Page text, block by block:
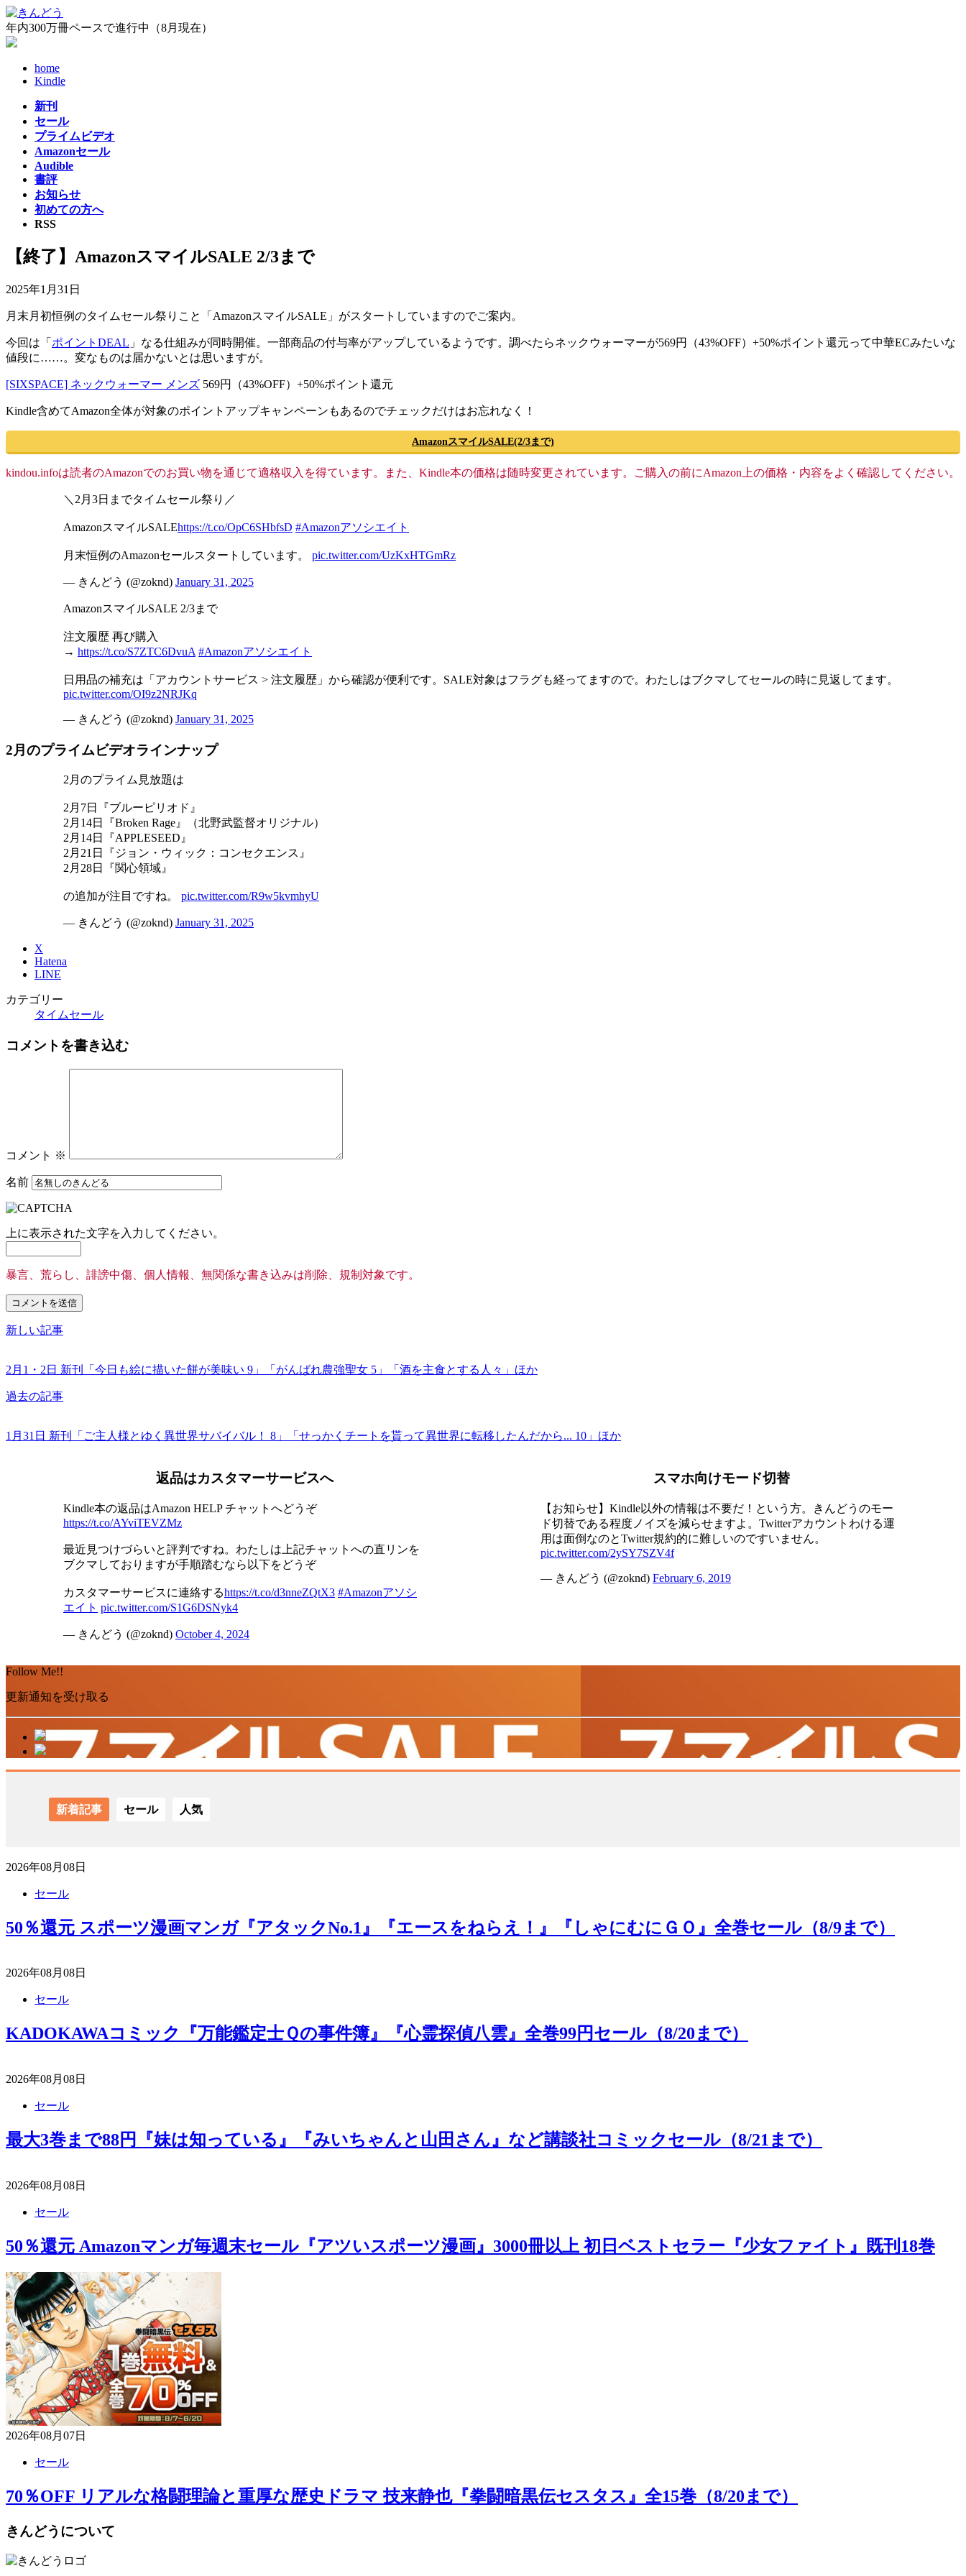
コ
ン
テ
ナ
ビ
ゲ
年内300万冊ペースで進行中（8月現在）
home
Kindle
新刊
セール
プライムビデオ
Amazonセール
Audible
書評
お知らせ
初めての方へ
RSS
【終了】AmazonスマイルSALE 2/3まで
2025年1月31日
月末月初恒例のタイムセール祭りこと「AmazonスマイルSALE」がスタートしていますのでご案内。
今回は「 ポイントDEAL 」なる仕組みが同時開催。一部商品の付与率がアップしているようです。調べたらネックウォーマーが569円（43%OFF）+50%ポイント還元って中華ECみたいな
値段に……。変なものは届かないとは思いますが。
[SIXSPACE] ネックウォーマー メンズ 569円（43%OFF）+50%ポイント還元
Kindle含めてAmazon全体が対象のポイントアップキャンペーンもあるのでチェックだけはお忘れなく！
AmazonスマイルSALE(2/3まで)
kindou.infoは読者のAmazonでのお買い物を通じて適格収入を得ています。また、Kindle本の価格は随時変更されています。ご購入の前にAmazon上の価格・内容をよく確認してください。
＼2月3日までタイムセール祭り／
AmazonスマイルSALEhttps://t.co/OpC6SHbfsD #Amazonアソシエイト
月末恒例のAmazonセールスタートしています。 pic.twitter.com/UzKxHTGmRz
— きんどう (@zoknd) January 31, 2025
AmazonスマイルSALE 2/3まで
注文履歴 再び購入
→ https://t.co/S7ZTC6DvuA #Amazonアソシエイト
日用品の補充は「アカウントサービス > 注文履歴」から確認が便利です。SALE対象はフラグも経ってますので。わたしはブクマしてセールの時に見返してます。
pic.twitter.com/OI9z2NRJKq
— きんどう (@zoknd) January 31, 2025
2月のプライムビデオラインナップ
2月のプライム見放題は
2月7日『ブルーピリオド』
2月14日『Broken Rage』（北野武監督オリジナル）
2月14日『APPLESEED』
2月21日『ジョン・ウィック：コンセクエンス』
2月28日『関心領域』
の追加が注目ですね。 pic.twitter.com/R9w5kvmhyU
— きんどう (@zoknd) January 31, 2025
X
Hatena
LINE
カテゴリー
タイムセール
コメントを書き込む
コメント ※
名前
上に表示された文字を入力してください。
暴言、荒らし、誹謗中傷、個人情報、無関係な書き込みは削除、規制対象です。
新しい記事
2月1・2日 新刊「今日も絵に描いた餅が美味い 9」「がんばれ農強聖女 5」「酒を主食とする人々」ほか
過去の記事
1月31日 新刊「ご主人様とゆく異世界サバイバル！ 8」「せっかくチートを貰って異世界に転移したんだから... 10」ほか
返品はカスタマーサービスへ
Kindle本の返品はAmazon HELP チャットへどうぞ
https://t.co/AYviTEVZMz
最近見つけづらいと評判ですね。わたしは上記チャットへの直リンを
ブクマしておりますが手順踏むなら以下をどうぞ
カスタマーサービスに連絡するhttps://t.co/d3nneZQtX3 #Amazonアソシ
エイト pic.twitter.com/S1G6DSNyk4
— きんどう (@zoknd) October 4, 2024
スマホ向けモード切替
【お知らせ】Kindle以外の情報は不要だ！という方。きんどうのモー
ド切替である程度ノイズを減らせますよ。Twitterアカウントわける運
用は面倒なのとTwitter規約的に難しいのですいません。
pic.twitter.com/2ySY7SZV4f
— きんどう (@zoknd) February 6, 2019
Follow Me!!
更新通知を受け取る
新着記事 セール 人気
2026年08月08日
セール
50％還元 スポーツ漫画マンガ『アタックNo.1』『エースをねらえ！』『しゃにむにＧＯ』全巻セール（8/9まで）
2026年08月08日
セール
KADOKAWAコミック『万能鑑定士Ｑの事件簿』『心霊探偵八雲』全巻99円セール（8/20まで）
2026年08月08日
セール
最大3巻まで88円『妹は知っている』『みいちゃんと山田さん』など講談社コミックセール（8/21まで）
2026年08月08日
セール
50％還元 Amazonマンガ毎週末セール『アツいスポーツ漫画』3000冊以上 初日ベストセラー『少女ファイト』既刊18巻
2026年08月07日
セール
70％OFF リアルな格闘理論と重厚な歴史ドラマ 技来静也『拳闘暗黒伝セスタス』全15巻（8/20まで）
きんどうについて